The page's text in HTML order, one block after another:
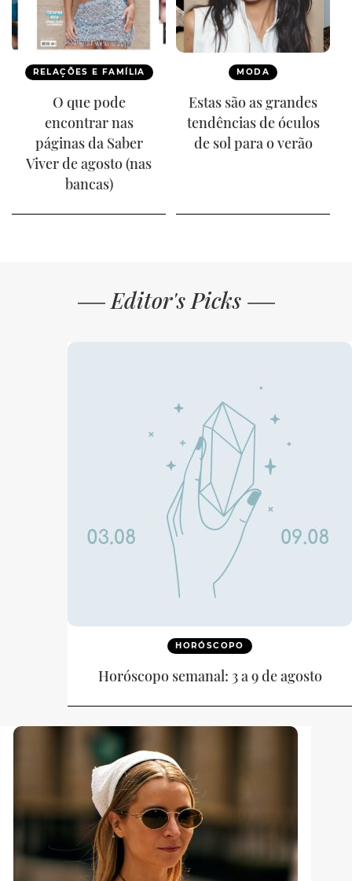
RELAÇÕES E FAMÍLIA
O que pode
encontrar nas
páginas da Saber
Viver de agosto (nas
bancas)
MODA
Estas são as grandes
tendências de óculos
de sol para o verão
Editor's Picks
HORÓSCOPO
Horóscopo semanal: 3 a 9 de agosto